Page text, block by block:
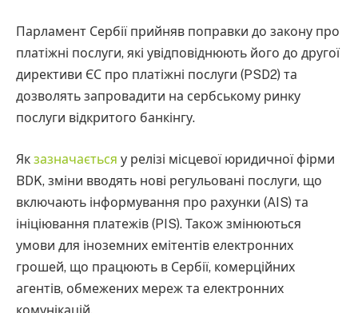
Парламент Сербії прийняв поправки до закону про
платіжні послуги, які увідповіднюють його до другої
директиви ЄС про платіжні послуги (PSD2) та
дозволять запровадити на сербському ринку
послуги відкритого банкінгу.
Як зазначається у релізі місцевої юридичної фірми
BDK, зміни вводять нові регульовані послуги, що
включають інформування про рахунки (AIS) та
ініціювання платежів (PIS). Також змінюються
умови для іноземних емітентів електронних
грошей, що працюють в Сербії, комерційних
агентів, обмежених мереж та електронних
комунікацій.